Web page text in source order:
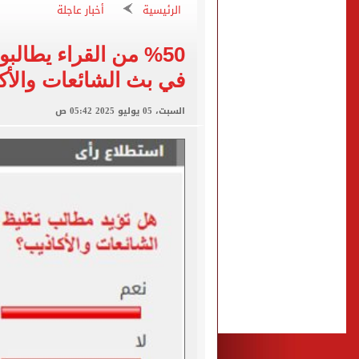
بيتسو موسيماني مديرا
كل شيء يبدأ من العقل..
طرابزون سبور يعلن بيع 18 ألف تذكرة موسمية بعد التعاقد مع محمد صلاح
الزمالك يعلن التشكيل
الرئيسية أخبار عاجلة
%50 من القراء
في بث الشائعات
السبت، 05 يوليو 2025 05:42 ص